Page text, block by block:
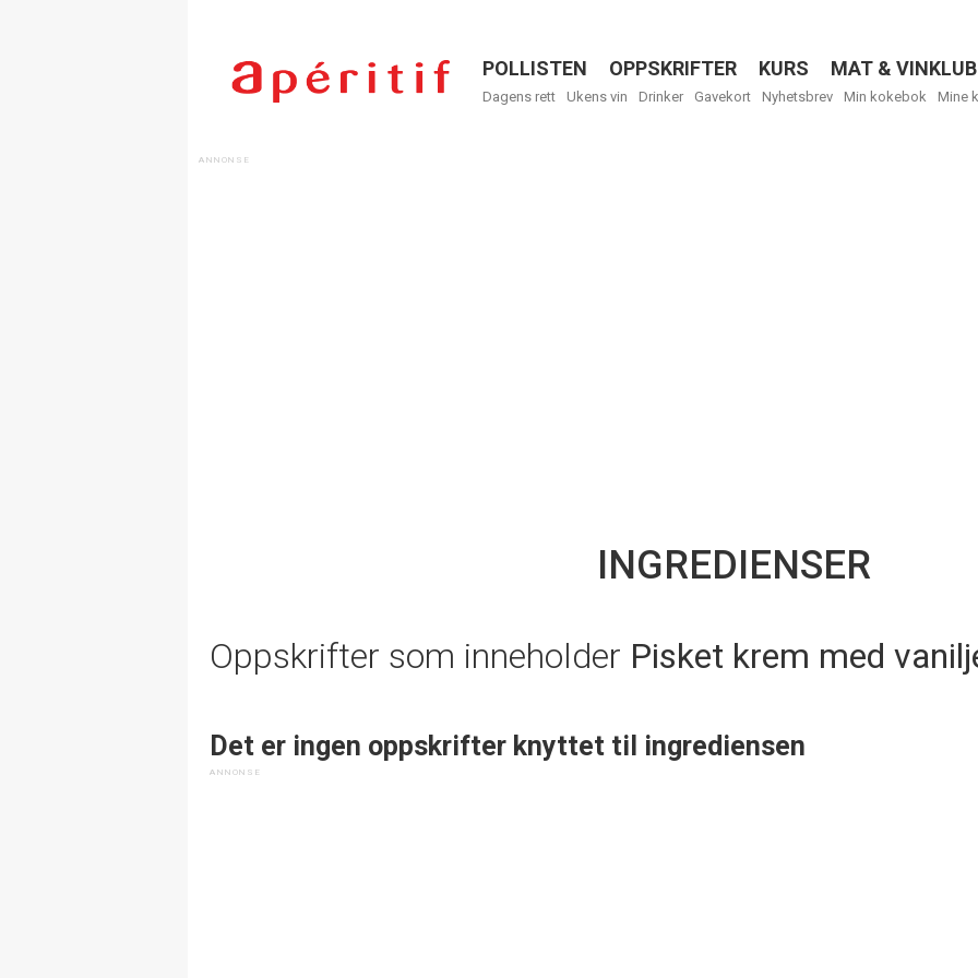
Menu
POLLISTEN OPPSKRIFTER KURS MAT &
Dagens rett Ukens vin Drinker Gavekort Nyhetsbrev Min kokebok Mine
INGREDIENSER
Oppskrifter som inneholder Pisket krem med
Det er ingen oppskrifter knyttet til ingrediensen